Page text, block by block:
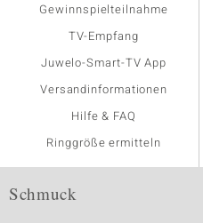
Gewinnspielteilnahme
TV-Empfang
Juwelo-Smart-TV App
Versandinformationen
Hilfe & FAQ
Ringgröße ermitteln
Schmuck